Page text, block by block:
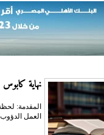
نهاية كابوس
المقدمة:
العمل